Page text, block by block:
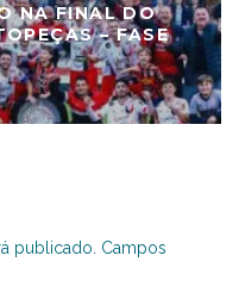
NA FINAL DO
– FASE
publicado. Campos